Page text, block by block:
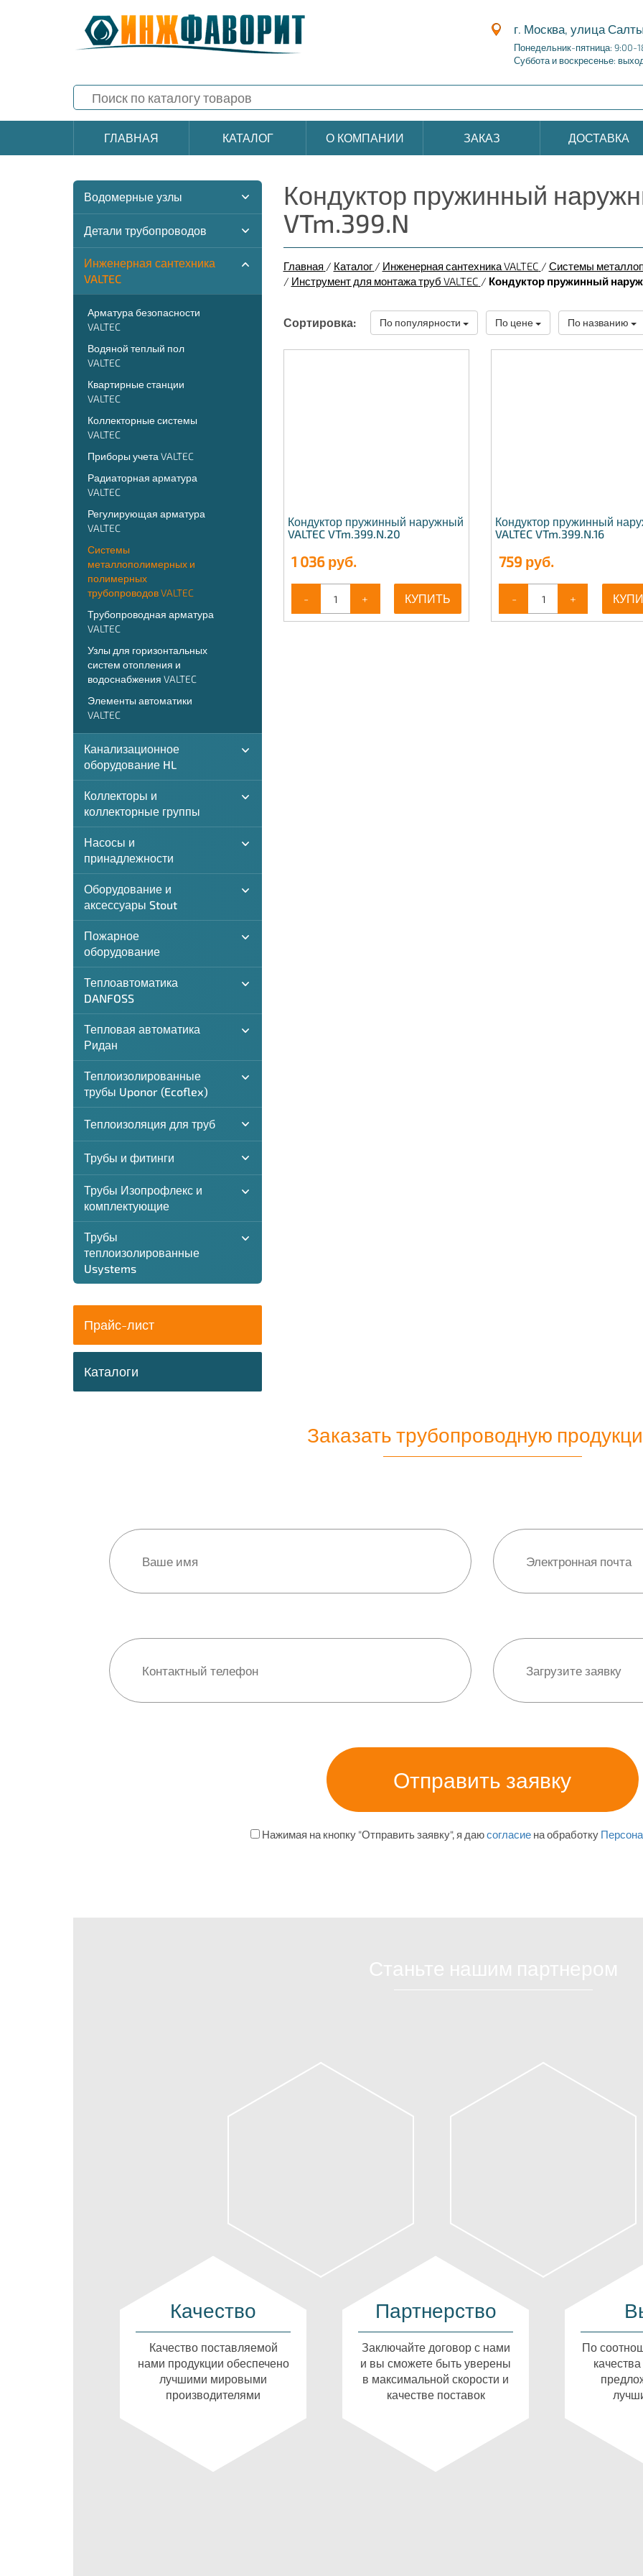
г. Москва, улица
Понедельник-пятница: 9:00-
Суббота и воскресенье:
ГЛАВНАЯ КАТАЛОГ О КОМПАНИИ ЗАКАЗ ДОСТАВКА
Водомерные узлы
Детали трубопроводов
Инженерная сантехника
VALTEC
Арматура безопасности
VALTEC
Водяной теплый пол
VALTEC
Квартирные станции
VALTEC
Коллекторные системы
VALTEC
Приборы учета VALTEC
Радиаторная арматура
VALTEC
Регулирующая арматура
VALTEC
Системы
металлополимерных и
полимерных
трубопроводов VALTEC
Трубопроводная арматура
VALTEC
Узлы для горизонтальных
систем отопления и
водоснабжения VALTEC
Элементы автоматики
VALTEC
Канализационное
оборудование HL
Коллекторы и
коллекторные группы
Насосы и
принадлежности
Оборудование и
аксессуары Stout
Пожарное
оборудование
Теплоавтоматика
DANFOSS
Тепловая автоматика
Ридан
Теплоизолированные
трубы Uponor (Ecoflex)
Теплоизоляция для труб
Трубы и фитинги
Трубы Изопрофлекс и
комплектующие
Трубы
теплоизолированные
Usystems
Прайс-лист
Каталоги
Кондуктор пружинный
VTm.399.N
Главная / Каталог / Инженерная сантехника VALTEC / Системы
/ Инструмент для монтажа труб VALTEC / Кондуктор пружинный
Сортировка: По популярности По цене По названию
Кондуктор пружинный наружный
VALTEC VTm.399.N.20
1 036руб.
- + КУПИТЬ
Кондуктор пружинный
VALTEC VTm.399.N.16
759 руб.
- +
Заказать трубопроводную
Нажимая на кнопку "Отправить заявку", я даюсогласие на обработку
Качество
Качество поставляемой
нами продукции обеспечено
лучшими мировыми
производителями
Партнерство
Заключайте договор с нами
и вы сможете быть уверены
в максимальной скорости и
качестве поставок
По